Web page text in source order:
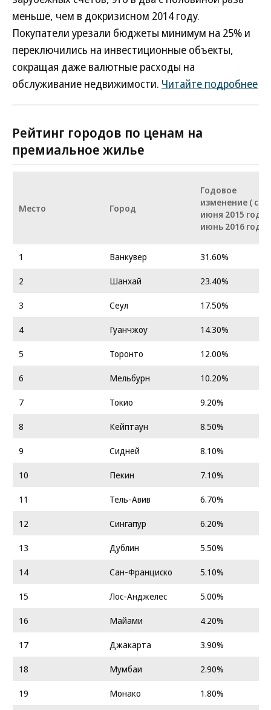
меньше, чем в докризисном 2014 году.
Покупатели урезали бюджеты минимум на 25% и
переключились на инвестиционные объекты,
сокращая даже валютные расходы на
обслуживание недвижимости. Читайте подробнее
Рейтинг городов по ценам на
премиальное жилье
Место Город
Годовое
изменение ( с
июня 2015 года
июнь 2016 года)
1 Ванкувер
31.60%
2
Шанхай
23.40%
3
Сеул
17.50%
4
Гуанчжоу
14.30%
5
Торонто
12.00%
6
Мельбурн
10.20%
7
Токио
9.20%
8
Кейптаун
8.50%
9
Сидней
8.10%
10
Пекин
7.10%
11
Тель-Авив
6.70%
12
Сингапур
6.20%
13
Дублин
5.50%
14
Сан-Франциско
5.10%
15
Лос-Анджелес
5.00%
16
Майами
4.20%
17
Джакарта
3.90%
18
Мумбаи
2.90%
19
Монако
1.80%